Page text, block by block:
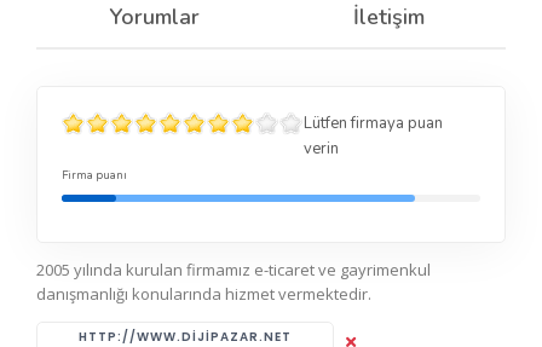
Yorumlar İletişim
Lütfen firmaya puan
verin
Firma puanı
2005 yılında kurulan firmamız e-ticaret ve gayrimenkul
danışmanlığı konularında hizmet vermektedir.
HTTP://WWW.DIJIPAZAR.NET